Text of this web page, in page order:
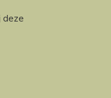
deze